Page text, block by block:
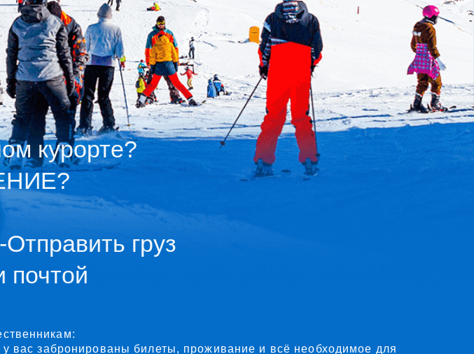
груз
билеты, проживание и всё необходимое для
возможности предлагает apres ski на выбранном курорте.